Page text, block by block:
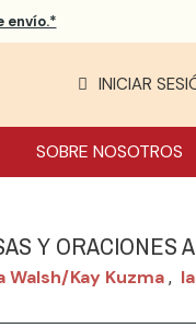
envío.*
INICIAR
SOBRE NOSOTROS
Y ORACIONES
Walsh/kay Kuzma ,